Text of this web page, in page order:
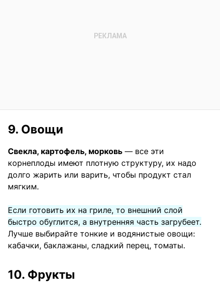
9. Овощи
Свекла, картофель, морковь — все эти
корнеплоды имеют плотную структуру, их надо
долго жарить или варить, чтобы продукт стал
мягким.
Если готовить их на гриле, то внешний слой
быстро обуглится, а внутренняя часть загрубеет.
Лучше выбирайте тонкие и водянистые овощи:
кабачки, баклажаны, сладкий перец, томаты.
10. Фрукты